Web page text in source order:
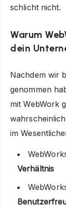
schlicht nicht.
Warum
dein
Nachdem wir
genommen
mit WebWork
im
Verhältnis